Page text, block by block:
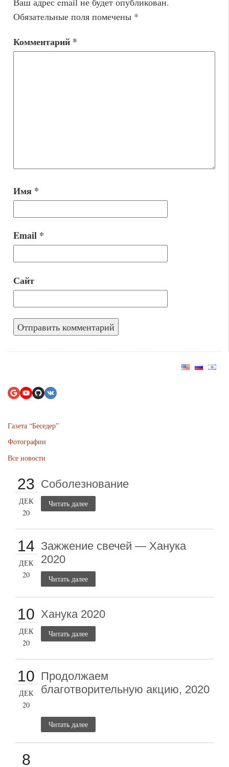
Обязательные поля помечены *
Комментарий *
Имя *
Email *
Сайт
Газета “Беседер”
Фотографии
Все новости
23
ДЕК
20
Соболезнование
Читать далее
14
ДЕК
20
Зажжение свечей — Ханука
2020
Читать далее
10
ДЕК
20
Ханука 2020
Читать далее
10
ДЕК
20
Продолжаем
благотворительную акцию, 2020
Читать далее
8